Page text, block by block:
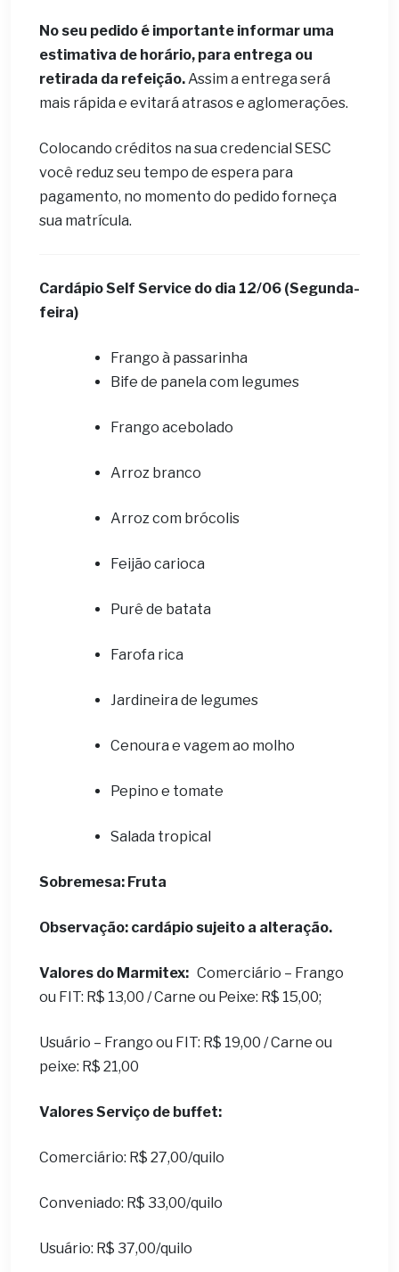
No seu pedido é importante informar uma
estimativa de horário, para entrega ou
retirada da refeição.Assim a entrega será
mais rápida e evitará atrasos e aglomerações.
Colocando créditos na sua credencial SESC
você reduz seu tempo de espera para
pagamento, no momento do pedido forneça
sua matrícula.
Cardápio Self Service do dia 12/06 (Segunda-
feira)
Frango à passarinha
Bife de panela com legumes
Frango acebolado
Arroz branco
Arroz com brócolis
Feijão carioca
Purê de batata
Farofa rica
Jardineira de legumes
Cenoura e vagem ao molho
Pepino e tomate
Salada tropical
Sobremesa: Fruta
Observação: cardápio sujeito a alteração.
Valores do Marmitex: Comerciário – Frango
ou FIT: R$ 13,00 / Carne ou Peixe: R$ 15,00;
Usuário – Frango ou FIT: R$ 19,00 / Carne ou
peixe: R$ 21,00
Valores Serviço de buffet:
Comerciário: R$ 27,00/quilo
Conveniado: R$ 33,00/quilo
Usuário: R$ 37,00/quilo